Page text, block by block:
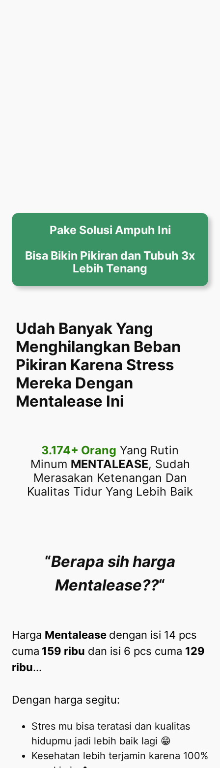
Pake Solusi Ampuh Ini
Bisa Bikin Pikiran dan Tubuh 3x
Lebih Tenang
Udah Banyak Yang
Menghilangkan Beban
Pikiran Karena Stress
Mereka Dengan
Mentalease Ini
3.174+ Orang Yang Rutin
Minum MENTALEASE, Sudah
Merasakan Ketenangan Dan
Kualitas Tidur Yang Lebih Baik
“Berapa sih harga
Mentalease??“
Harga Mentalease dengan isi 14 pcs
cuma 159 ribu dan isi 6 pcs cuma 129
ribu…
Dengan harga segitu:
Stres mu bisa teratasi dan kualitas
hidupmu jadi lebih baik lagi 😁
Kesehatan lebih terjamin karena 100%